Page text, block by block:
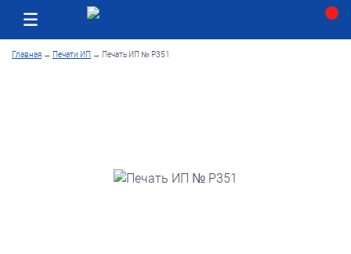
Главная → Печати ИП → Печать ИП № Р351